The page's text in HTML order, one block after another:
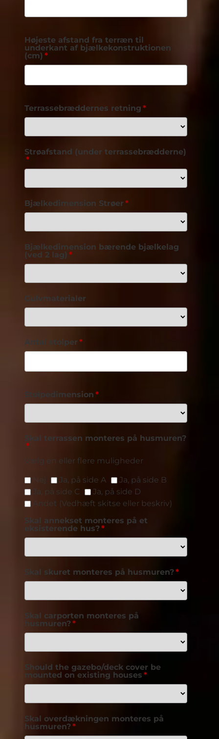
Højeste afstand fra terræn til
underkant af bjælkekonstruktionen
(cm)
Terrassebræddernes retning
Strøafstand (under terrassebrædderne)
Bjælkedimension Strøer
Bjælkedimension bærende bjælkelag
(ved 2 lag)
Gulvmaterialer
Antal stolper
Stolpedimension
Skal terrassen monteres på husmuren?
Vælg en eller flere muligheder
Nej Ja, på side A
Ja, på side B
Ja, på side C
Ja, på side D
Andet (Vedhæft skitse eller beskriv)
Skal annekset monteres på et
eksisterende hus?
Skal skuret monteres på husmuren?
Skal carporten monteres på
husmuren?
Should the gazebo/deck cover be
mounted on existing houses
Skal overdækningen monteres på
husmuren?